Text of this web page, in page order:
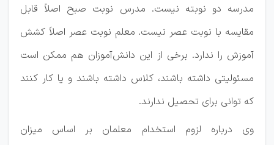
مدرسه دو نوبته نیست. مدرس نوبت صبح اصلاً قابل
مقایسه با نوبت عصر نیست. معلم نوبت عصر اصلاً کشش
آموزش را ندارد. برخی از این دانش‌آموزان هم ممکن است
مسئولیتی داشته باشند، کلاس داشته باشند و یا کار کنند
که توانی برای تحصیل ندارند.
وی درباره لزوم استخدام معلمان بر اساس میزان